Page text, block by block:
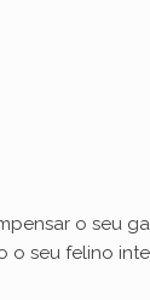
o seu
seu felino